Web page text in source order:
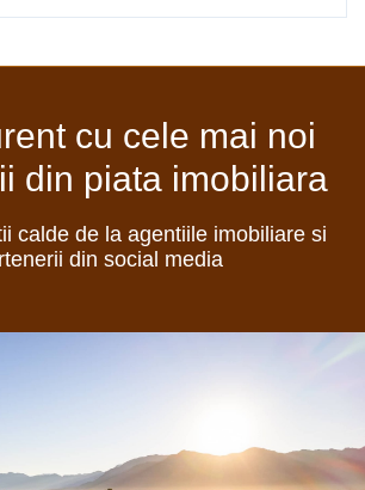
cu cele mai noi
din piata imobiliara
calde de la agentiile imobiliare si
din social media